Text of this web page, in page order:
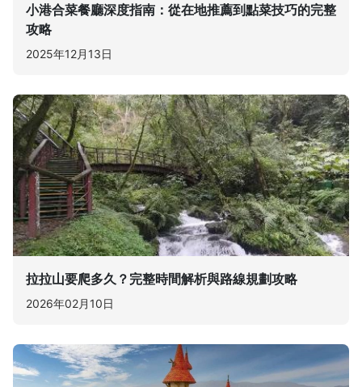
小港合菜餐廳深度指南：從在地推薦到點菜技巧的完整
攻略
2025年12月13日
拉拉山要爬多久？完整時間解析與路線規劃攻略
2026年02月10日